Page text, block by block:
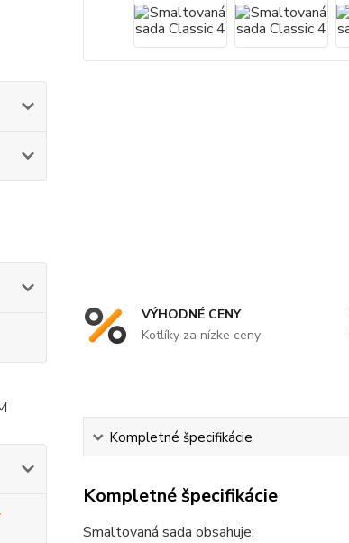
VÝHODNÉ CENY
Kotlíky za nízke ceny
Kompletné špecifikácie
Kompletné špecifikácie
Smaltovaná sada obsahuje: